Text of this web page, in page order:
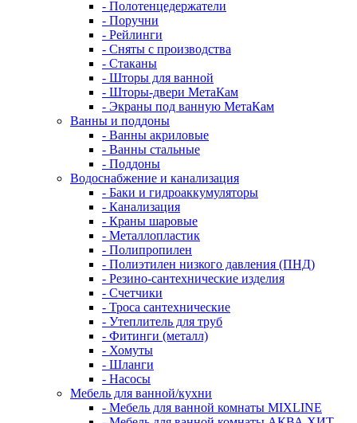
- Полотенцедержатели
- Поручни
- Рейлинги
- Сняты с производства
- Стаканы
- Шторы для ванной
- Шторы-двери МетаКам
- Экраны под ванную МетаКам
Ванны и поддоны
- Ванны акриловые
- Ванны стальные
- Поддоны
Водоснабжение и канализация
- Баки и гидроаккумуляторы
- Канализация
- Краны шаровые
- Металлопластик
- Полипропилен
- Полиэтилен низкого давления (ПНД)
- Резино-сантехнические изделия
- Счетчики
- Троса сантехнические
- Утеплитель для труб
- Фитинги (металл)
- Хомуты
- Шланги
- Насосы
Мебель для ванной/кухни
- Мебель для ванной комнаты MIXLINE